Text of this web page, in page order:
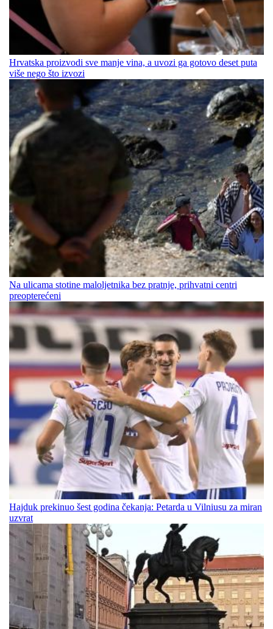
Hrvatska proizvodi sve manje vina, a uvozi ga gotovo deset puta
više nego što izvozi
Na ulicama stotine maloljetnika bez pratnje, prihvatni centri
preopterećeni
Hajduk prekinuo šest godina čekanja: Petarda u Vilniusu za miran
uzvrat